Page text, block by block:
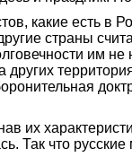
какие есть в
страны
им
других
их
Так что